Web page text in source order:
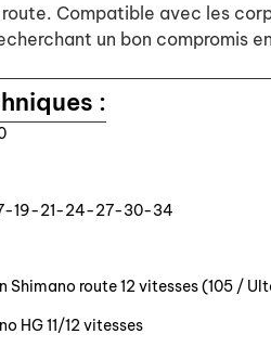
Compatible avec les
un bon compromis
:
19-21-24-27-30-34
Shimano route 12 vitesses (105 /
HG 11/12 vitesses